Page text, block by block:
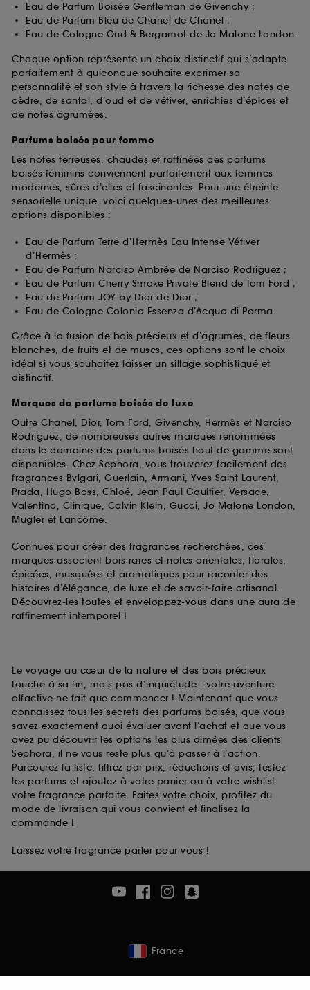
Eau de Parfum Boisée Gentleman de Givenchy ;
Eau de Parfum Bleu de Chanel de Chanel ;
Eau de Cologne Oud & Bergamot de Jo Malone London.
Chaque option représente un choix distinctif qui s’adapte
parfaitement à quiconque souhaite exprimer sa
personnalité et son style à travers la richesse des notes de
cèdre, de santal, d’oud et de vétiver, enrichies d’épices et
de notes agrumées.
Parfums boisés pour femme
Les notes terreuses, chaudes et raffinées des parfums
boisés féminins conviennent parfaitement aux femmes
modernes, sûres d’elles et fascinantes. Pour une étreinte
sensorielle unique, voici quelques-unes des meilleures
options disponibles :
Eau de Parfum Terre d’Hermès Eau Intense Vétiver
d’Hermès ;
Eau de Parfum Narciso Ambrée de Narciso Rodriguez ;
Eau de Parfum Cherry Smoke Private Blend de Tom Ford ;
Eau de Parfum JOY by Dior de Dior ;
Eau de Cologne Colonia Essenza d’Acqua di Parma.
Grâce à la fusion de bois précieux et d’agrumes, de fleurs
blanches, de fruits et de muscs, ces options sont le choix
idéal si vous souhaitez laisser un sillage sophistiqué et
distinctif.
Marques de parfums boisés de luxe
Outre Chanel, Dior, Tom Ford, Givenchy, Hermès et Narciso
Rodriguez, de nombreuses autres marques renommées
dans le domaine des parfums boisés haut de gamme sont
disponibles. Chez Sephora, vous trouverez facilement des
fragrances Bvlgari, Guerlain, Armani, Yves Saint Laurent,
Prada, Hugo Boss, Chloé, Jean Paul Gaultier, Versace,
Valentino, Clinique, Calvin Klein, Gucci, Jo Malone London,
Mugler et Lancôme.
Connues pour créer des fragrances recherchées, ces
marques associent bois rares et notes orientales, florales,
épicées, musquées et aromatiques pour raconter des
histoires d’élégance, de luxe et de savoir-faire artisanal.
Découvrez-les toutes et enveloppez-vous dans une aura de
raffinement intemporel !
Le voyage au cœur de la nature et des bois précieux
touche à sa fin, mais pas d’inquiétude : votre aventure
olfactive ne fait que commencer ! Maintenant que vous
connaissez tous les secrets des parfums boisés, que vous
savez exactement quoi évaluer avant l’achat et que vous
avez pu découvrir les options les plus aimées des clients
Sephora, il ne vous reste plus qu’à passer à l’action.
Parcourez la liste, filtrez par prix, réductions et avis, testez
les parfums et ajoutez à votre panier ou à votre wishlist
votre fragrance parfaite. Faites votre choix, profitez du
mode de livraison qui vous convient et finalisez la
commande !
Laissez votre fragrance parler pour vous !
France